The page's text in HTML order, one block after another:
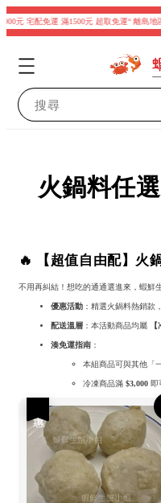
宅配免運 滿1500元 超取免運“ 離島地區除
搜尋
火鍋料任
🔥 【超值自由配】火
不用再糾結！想吃的通通選進來，蝦鮮
優惠活動 ：精選火鍋料熱銷款
配送溫層 ：本活動商品均屬
湊免運指南 ：
本組商品可與其他「
冷凍商品滿 $3,000 即